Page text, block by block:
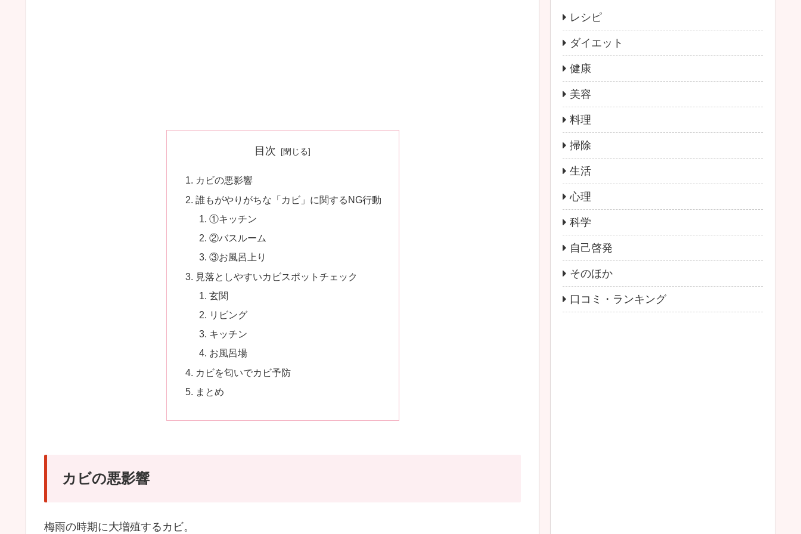
目次
カビの悪影響
誰もがやりがちな「カビ」に関するNG行動
①キッチン
②バスルーム
③お風呂上り
見落としやすいカビスポットチェック
玄関
リビング
キッチン
お風呂場
カビを匂いでカビ予防
まとめ
カビの悪影響
梅雨の時期に大増殖するカビ。
レシピ
ダイエット
健康
美容
料理
掃除
生活
心理
科学
自己啓発
そのほか
口コミ・ランキング